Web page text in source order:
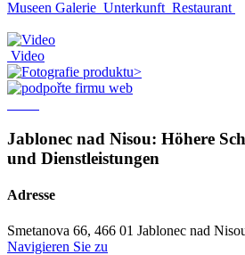
Museen Galerie Unterkunft Restaurant
Video
web
Jablonec nad Nisou: Höhere
und Dienstleistungen
Adresse
Smetanova 66, 466 01 Jablonec nad
Navigieren Sie zu